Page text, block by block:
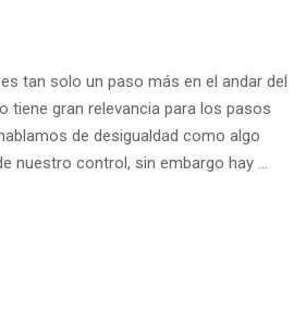
tan solo un paso más en el andar del
tiene gran relevancia para los pasos
de desigualdad como algo
nuestro control, sin embargo hay …